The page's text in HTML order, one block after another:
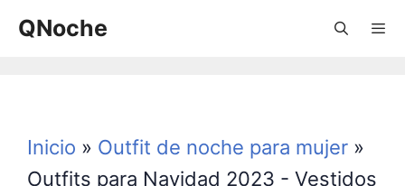
Saltar
QNoche
Inicio » Outfit de noche para mujer »
Outfits para Navidad 2023 - Vestidos